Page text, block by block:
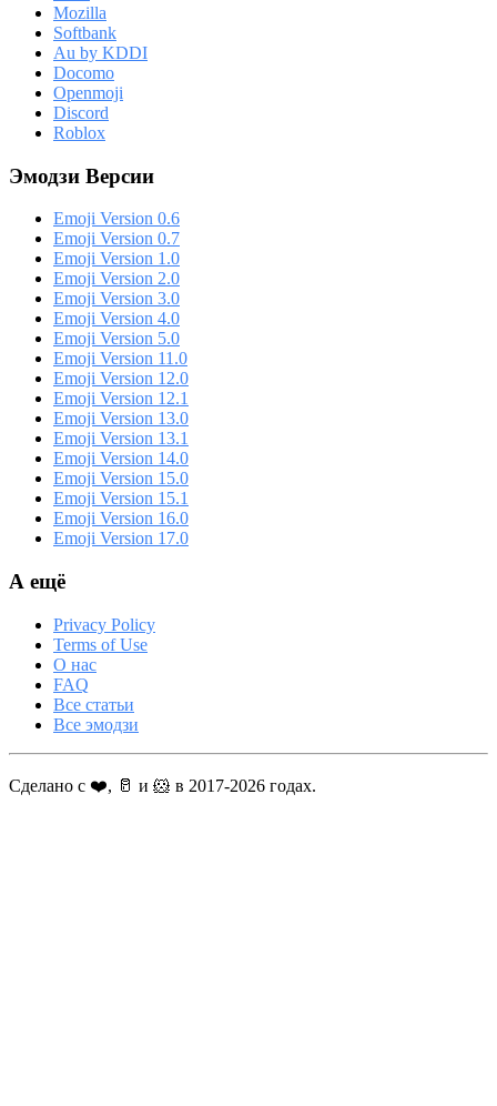
Mozilla
Softbank
Au by KDDI
Docomo
Openmoji
Discord
Roblox
Эмодзи Версии
Emoji Version 0.6
Emoji Version 0.7
Emoji Version 1.0
Emoji Version 2.0
Emoji Version 3.0
Emoji Version 4.0
Emoji Version 5.0
Emoji Version 11.0
Emoji Version 12.0
Emoji Version 12.1
Emoji Version 13.0
Emoji Version 13.1
Emoji Version 14.0
Emoji Version 15.0
Emoji Version 15.1
Emoji Version 16.0
Emoji Version 17.0
А ещё
Privacy Policy
Terms of Use
О нас
FAQ
Все статьи
Все эмодзи
Сделано с ❤️, 🥛 и 🐹 в 2017-2026 годах.